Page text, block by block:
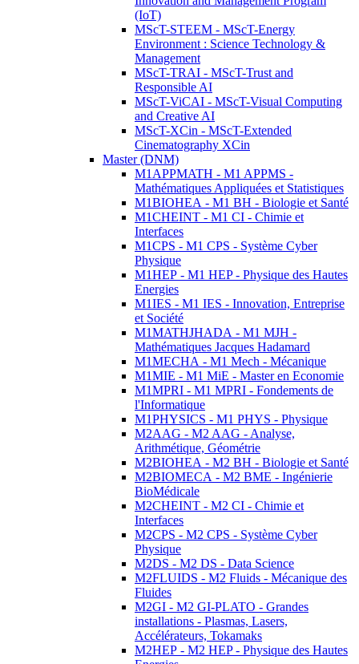
(IoT)
MScT-STEEM - MScT-Energy
Environment : Science Technology &
Management
MScT-TRAI - MScT-Trust and
Responsible AI
MScT-ViCAI - MScT-Visual Computing
and Creative AI
MScT-XCin - MScT-Extended
Cinematography XCin
Master (DNM)
M1APPMATH - M1 APPMS -
Mathématiques Appliquées et Statistiques
M1BIOHEA - M1 BH - Biologie et Santé
M1CHEINT - M1 CI - Chimie et
Interfaces
M1CPS - M1 CPS - Système Cyber
Physique
M1HEP - M1 HEP - Physique des Hautes
Energies
M1IES - M1 IES - Innovation, Entreprise
et Société
M1MATHJHADA - M1 MJH -
Mathématiques Jacques Hadamard
M1MECHA - M1 Mech - Mécanique
M1MIE - M1 MiE - Master en Economie
M1MPRI - M1 MPRI - Fondements de
l'Informatique
M1PHYSICS - M1 PHYS - Physique
M2AAG - M2 AAG - Analyse,
Arithmétique, Géométrie
M2BIOHEA - M2 BH - Biologie et Santé
M2BIOMECA - M2 BME - Ingénierie
BioMédicale
M2CHEINT - M2 CI - Chimie et
Interfaces
M2CPS - M2 CPS - Système Cyber
Physique
M2DS - M2 DS - Data Science
M2FLUIDS - M2 Fluids - Mécanique des
Fluides
M2GI - M2 GI-PLATO - Grandes
installations - Plasmas, Lasers,
Accélérateurs, Tokamaks
M2HEP - M2 HEP - Physique des Hautes